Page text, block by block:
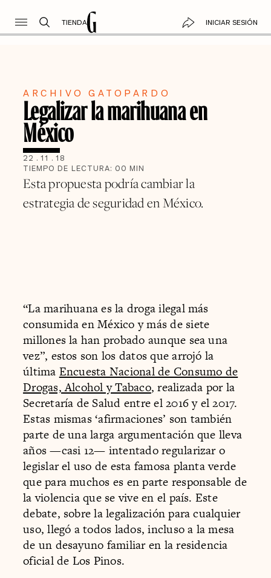
TIENDA INICIAR SESIÓN
ARCHIVO GATOPARDO
Legalizar la marihuana en
México
22 . 11 . 18
TIEMPO DE LECTURA: 00 MIN
Esta propuesta podría cambiar la
estrategia de seguridad en México.
“La marihuana es la droga ilegal más
consumida en México y más de siete
millones la han probado aunque sea una
vez”, estos son los datos que arrojó la
última Encuesta Nacional de Consumo de
Drogas, Alcohol y Tabaco, realizada por la
Secretaría de Salud entre el 2016 y el 2017.
Estas mismas ‘afirmaciones’ son también
parte de una larga argumentación que lleva
años —casi 12— intentado regularizar o
legislar el uso de esta famosa planta verde
que para muchos es en parte responsable de
la violencia que se vive en el país. Este
debate, sobre la legalización para cualquier
uso, llegó a todos lados, incluso a la mesa
de un desayuno familiar en la residencia
oficial de Los Pinos.